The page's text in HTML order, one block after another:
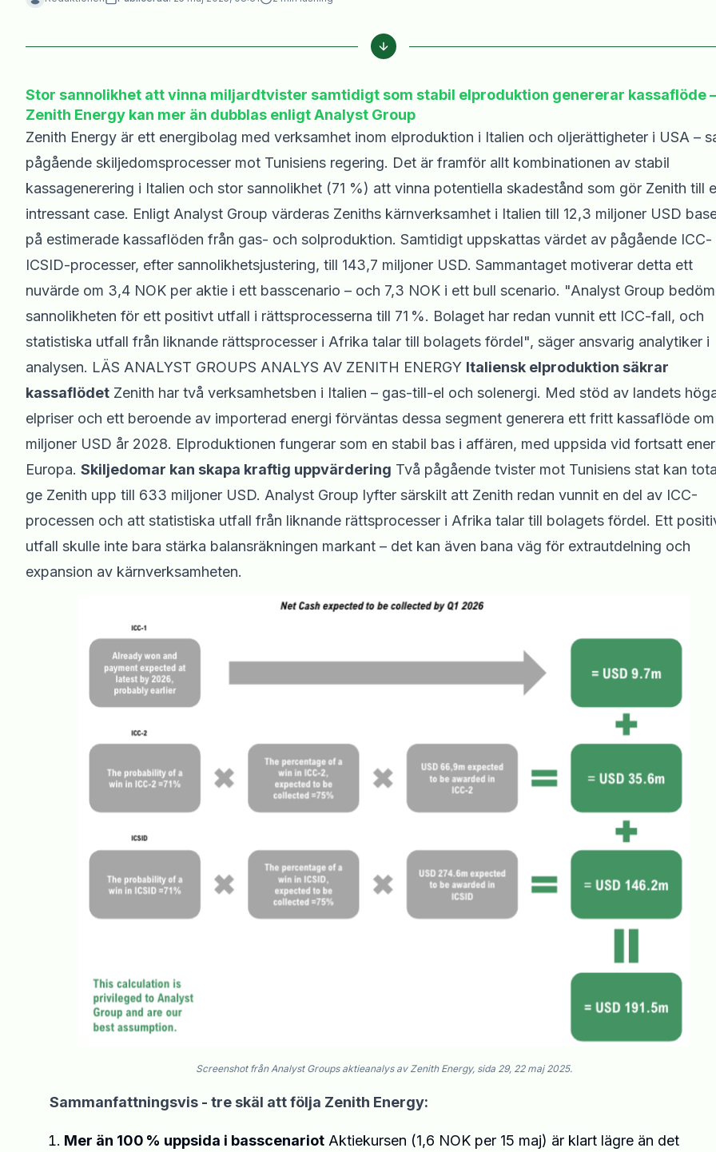
Stor sannolikhet att vinna miljardtvister samtidigt som stabil elproduktion genererar kassaflöde –
Zenith Energy kan mer än dubblas enligt Analyst Group
Zenith Energy är ett energibolag med verksamhet inom elproduktion i Italien och oljerättigheter i USA –
pågående skiljedomsprocesser mot Tunisiens regering. Det är framför allt kombinationen av stabil
kassagenerering i Italien och stor sannolikhet (71 %) att vinna potentiella skadestånd som gör Zenith till
intressant case. Enligt Analyst Group värderas Zeniths kärnverksamhet i Italien till 12,3 miljoner USD
på estimerade kassaflöden från gas- och solproduktion. Samtidigt uppskattas värdet av pågående ICC-
ICSID-processer, efter sannolikhetsjustering, till 143,7 miljoner USD. Sammantaget motiverar detta ett
nuvärde om 3,4 NOK per aktie i ett basscenario – och 7,3 NOK i ett bull scenario. "Analyst Group
sannolikheten för ett positivt utfall i rättsprocesserna till 71 %. Bolaget har redan vunnit ett ICC-fall, och
statistiska utfall från liknande rättsprocesser i Afrika talar till bolagets fördel", säger ansvarig analytiker i
analysen. LÄS ANALYST GROUPS ANALYS AV ZENITH ENERGY Italiensk elproduktion säkrar
kassaflödet Zenith har två verksamhetsben i Italien – gas-till-el och solenergi. Med stöd av landets
elpriser och ett beroende av importerad energi förväntas dessa segment generera ett fritt kassaflöde
miljoner USD år 2028. Elproduktionen fungerar som en stabil bas i affären, med uppsida vid fortsatt
Europa. Skiljedomar kan skapa kraftig uppvärdering Två pågående tvister mot Tunisiens stat kan
ge Zenith upp till 633 miljoner USD. Analyst Group lyfter särskilt att Zenith redan vunnit en del av ICC-
processen och att statistiska utfall från liknande rättsprocesser i Afrika talar till bolagets fördel. Ett
utfall skulle inte bara stärka balansräkningen markant – det kan även bana väg för extrautdelning och
expansion av kärnverksamheten.
Screenshot från Analyst Groups aktieanalys av Zenith Energy, sida 29, 22 maj 2025.
Sammanfattningsvis - tre skäl att följa Zenith Energy:
Mer än 100 % uppsida i basscenariot Aktiekursen (1,6 NOK per 15 maj) är klart lägre än det